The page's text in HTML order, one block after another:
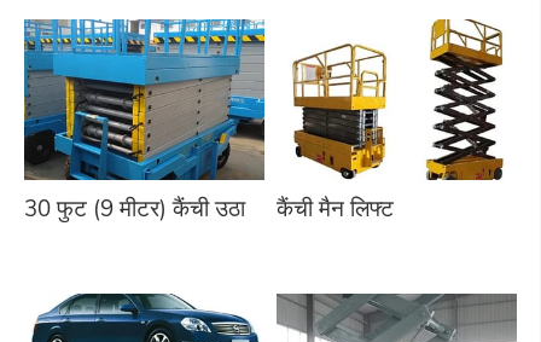
30 फुट (9 मीटर) कैंची उठा कैंची मैन लिफ्ट